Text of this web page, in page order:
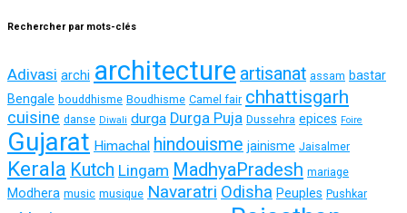
Rechercher par mots-clés
Adivasi archi architecture artisanat assam bastar
Bengale bouddhisme Boudhisme Camel fair chhattisgarh
cuisine danse Diwali durga Durga Puja Dussehra epices Foire
Gujarat Himachal hindouisme jainisme Jaisalmer
Kerala Kutch Lingam MadhyaPradesh mariage
Modhera music musique Navaratri Odisha Peuples Pushkar